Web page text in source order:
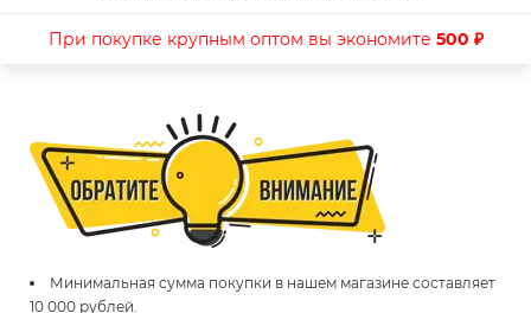
При покупке крупным оптом вы экономите 500 ₽
Минимальная сумма покупки в нашем магазине составляет
10 000 рублей.